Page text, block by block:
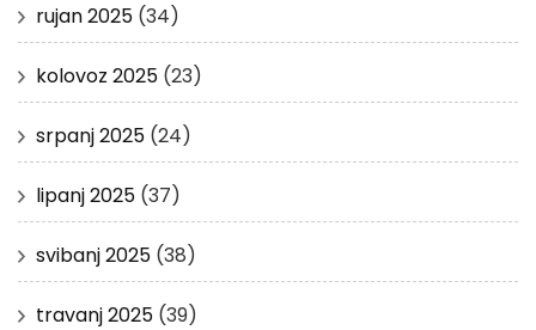
rujan 2025 (34)
kolovoz 2025 (23)
srpanj 2025 (24)
lipanj 2025 (37)
svibanj 2025 (38)
travanj 2025 (39)